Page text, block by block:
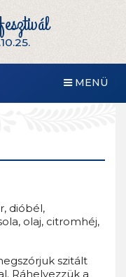
MENÜ
dióbél,
olaj, citromhéj,
szitált
Ráhelyezzük a